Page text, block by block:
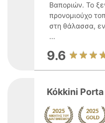
Βαποριών. Το
προνομιούχο
στη θάλασσα,
...
9.6
Kókkini Porta